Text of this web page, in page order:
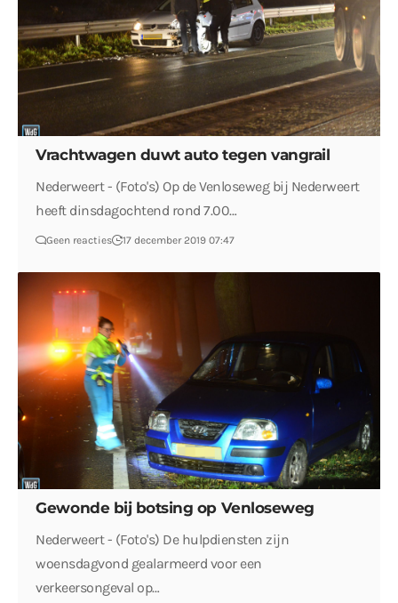
Vrachtwagen duwt auto tegen vangrail
Nederweert - (Foto's) Op de Venloseweg bij Nederweert
heeft dinsdagochtend rond 7.00…
Geen reacties 17 december 2019 07:47
Gewonde bij botsing op Venloseweg
Nederweert - (Foto's) De hulpdiensten zijn
woensdagvond gealarmeerd voor een
verkeersongeval op…